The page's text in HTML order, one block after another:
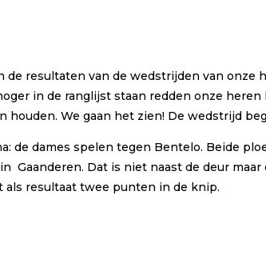
resultaten van de wedstrijden van onze
in de ranglijst staan redden onze
We gaan het zien! De wedstrijd
de dames spelen tegen Bentelo. Beide
Gaanderen. Dat is niet naast de deur
resultaat twee punten in de knip.